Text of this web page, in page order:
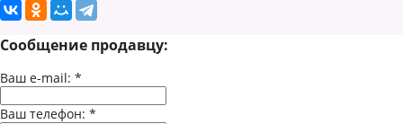
Сообщение продавцу:
Ваш e-mail: *
Ваш телефон: *